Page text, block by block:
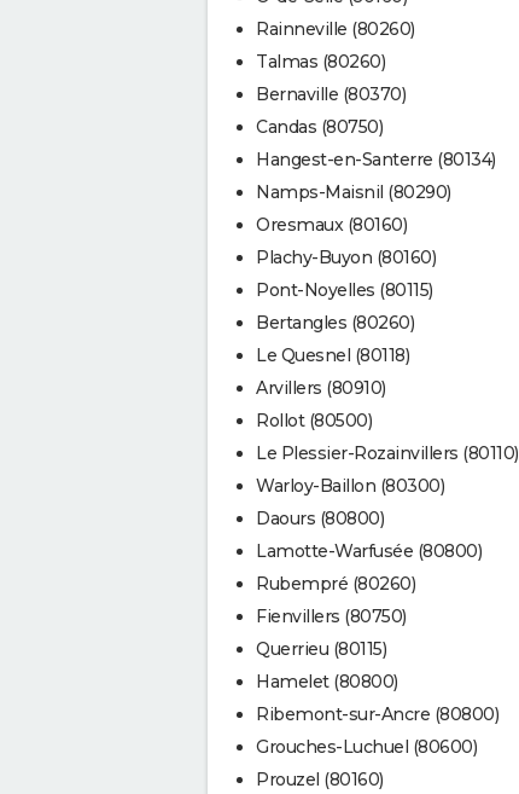
Rainneville (80260)
Talmas (80260)
Bernaville (80370)
Candas (80750)
Hangest-en-Santerre (80134)
Namps-Maisnil (80290)
Oresmaux (80160)
Plachy-Buyon (80160)
Pont-Noyelles (80115)
Bertangles (80260)
Le Quesnel (80118)
Arvillers (80910)
Rollot (80500)
Le Plessier-Rozainvillers (80110)
Warloy-Baillon (80300)
Daours (80800)
Lamotte-Warfusée (80800)
Rubempré (80260)
Fienvillers (80750)
Querrieu (80115)
Hamelet (80800)
Ribemont-sur-Ancre (80800)
Grouches-Luchuel (80600)
Prouzel (80160)